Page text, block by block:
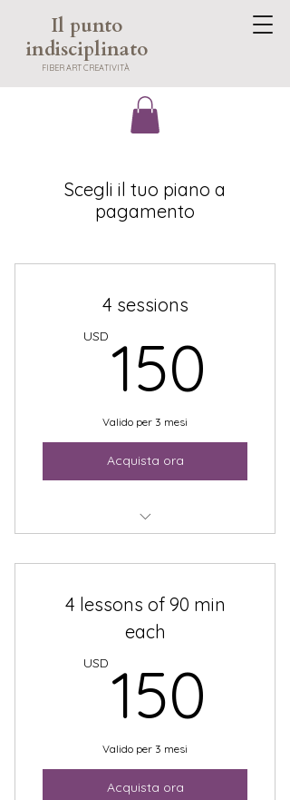
Il punto
indisciplinato
​FIBER ART CREATIVITÀ
Scegli il tuo piano a
pagamento
4 sessions
USD 150
Valido per 3 mesi
Acquista ora
4 lessons of 90 min
each
USD 150
Valido per 3 mesi
Acquista ora